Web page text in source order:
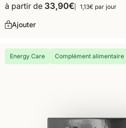
à partir de 33,90€ 1,13€ par jour
Ajouter
Energy Care Complément alimentaire